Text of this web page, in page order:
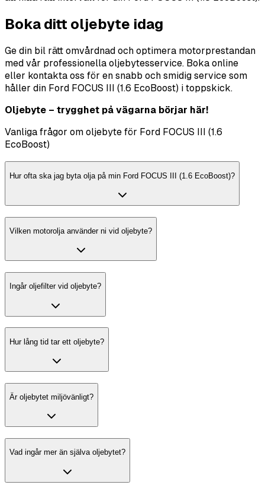
Boka ditt oljebyte idag
Ge din bil rätt omvårdnad och optimera motorprestandan
med vår professionella oljebytesservice. Boka online
eller kontakta oss för en snabb och smidig service som
håller din Ford FOCUS III (1.6 EcoBoost) i toppskick.
Oljebyte – trygghet på vägarna börjar här!
Vanliga frågor om oljebyte för Ford FOCUS III (1.6
EcoBoost)
Hur ofta ska jag byta olja på min Ford FOCUS III (1.6 EcoBoost)?
Vilken motorolja använder ni vid oljebyte?
Ingår oljefilter vid oljebyte?
Hur lång tid tar ett oljebyte?
Är oljebytet miljövänligt?
Vad ingår mer än själva oljebytet?